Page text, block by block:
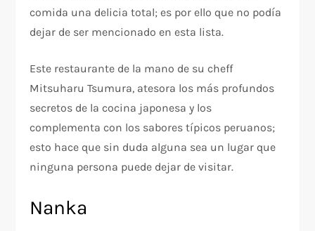
comida una delicia total; es por ello que no podía
dejar de ser mencionado en esta lista.
Este restaurante de la mano de su cheff
Mitsuharu Tsumura, atesora los más profundos
secretos de la cocina japonesa y los
complementa con los sabores típicos peruanos;
esto hace que sin duda alguna sea un lugar que
ninguna persona puede dejar de visitar.
Nanka